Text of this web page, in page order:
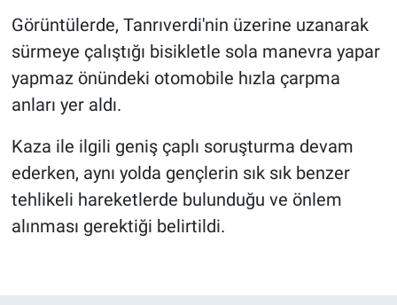
Görüntülerde, Tanrıverdi'nin üzerine uzanarak
sürmeye çalıştığı bisikletle sola manevra yapar
yapmaz önündeki otomobile hızla çarpma
anları yer aldı.
Kaza ile ilgili geniş çaplı soruşturma devam
ederken, aynı yolda gençlerin sık sık benzer
tehlikeli hareketlerde bulunduğu ve önlem
alınması gerektiği belirtildi.